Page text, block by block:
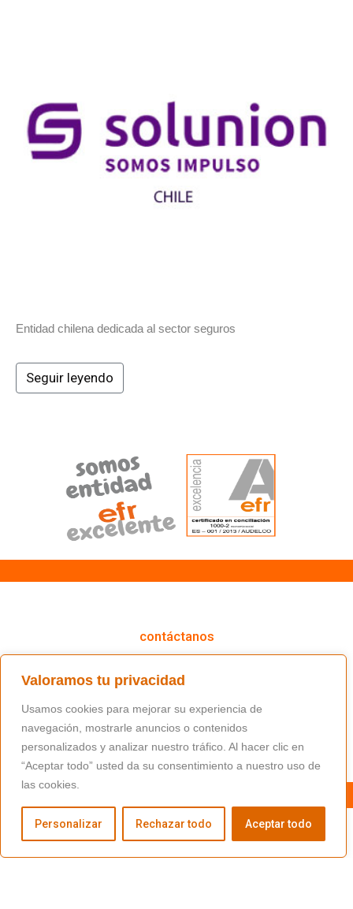
Valoramos tu privacidad
Usamos cookies para mejorar su experiencia de
navegación, mostrarle anuncios o contenidos
personalizados y analizar nuestro tráfico. Al hacer clic en
“Aceptar todo” usted da su consentimiento a nuestro uso de
las cookies.
Personalizar Rechazar todo Aceptar todo
Entidad chilena dedicada al sector seguros
Seguir leyendo
contáctanos
(+34) 91 766 98 56 / fundacion@masfamilia.org
síguenos en nuestras redes sociales